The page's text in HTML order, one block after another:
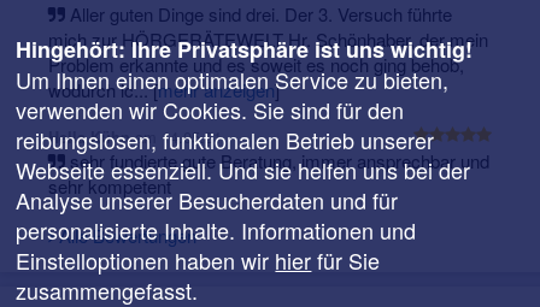
Aller guten Dinge sind drei. Der 3. Versuch führte
mich zur HÖRGERÄTEWELT Hr. Schönhaber, der mein
Problem erkannte und es soweit es noch ging behob,
wodurch lc...[mehr anzeigen]
Hella Kühnam 14.05.21
sehr fundierte gute Beratung, immer ansprechbar und
sehr kompetent
Alle Bewertungen
Hingehört: Ihre Privatsphäre ist uns wichtig!
Um Ihnen einen optimalen Service zu bieten,
verwenden wir Cookies. Sie sind für den
reibungslosen, funktionalen Betrieb unserer
Webseite essenziell. Und sie helfen uns bei der
Analyse unserer Besucherdaten und für
personalisierte Inhalte. Informationen und
Einstelloptionen haben wir hierfür Sie
zusammengefasst.